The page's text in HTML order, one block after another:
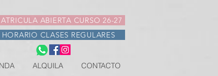
ABIERTA CURSO 26-27
HORARIO CLASES REGULARES
ALQUILA CONTACTO